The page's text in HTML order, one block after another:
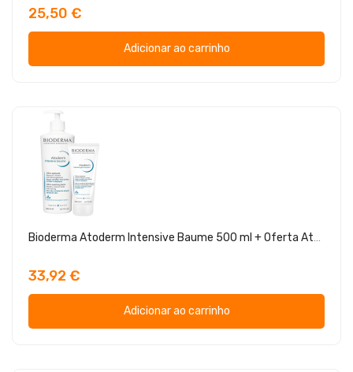
25,50 €
Adicionar ao carrinho
Bioderma Atoderm Intensive Baume 500 ml + Oferta Atoderm Itensive Gel Moussant 200 ml
33,92 €
Adicionar ao carrinho